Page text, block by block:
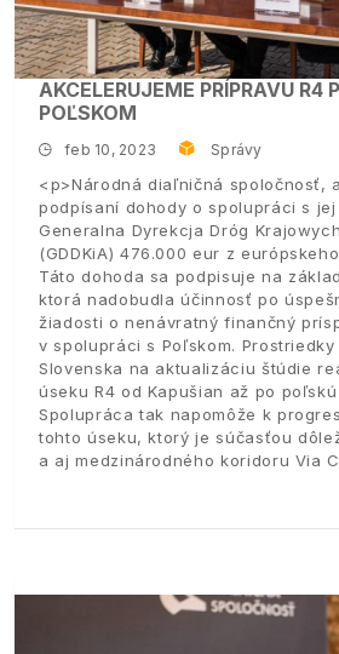
AKCELERUJEME PRÍPRAVU R4
POĽSKOM
feb 10, 2023 Správy
<p>Národná diaľničná spoločnosť,
podpísaní dohody o spolupráci s
Generalna Dyrekcja Dróg
(GDDKiA) 476.000 eur z
Táto dohoda sa podpisuje na
ktorá nadobudla účinnosť po
žiadosti o nenávratný finančný
v spolupráci s Poľskom.
Slovenska na aktualizáciu štúdie
úseku R4 od Kapušian až po
Spolupráca tak napomôže k
tohto úseku, ktorý je súčasťou
a aj medzinárodného koridoru Via